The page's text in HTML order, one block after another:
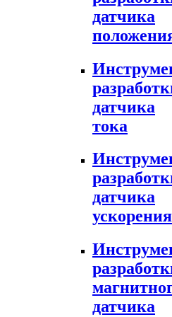
датчика
датчика
тока
датчика
ускорения
датчика